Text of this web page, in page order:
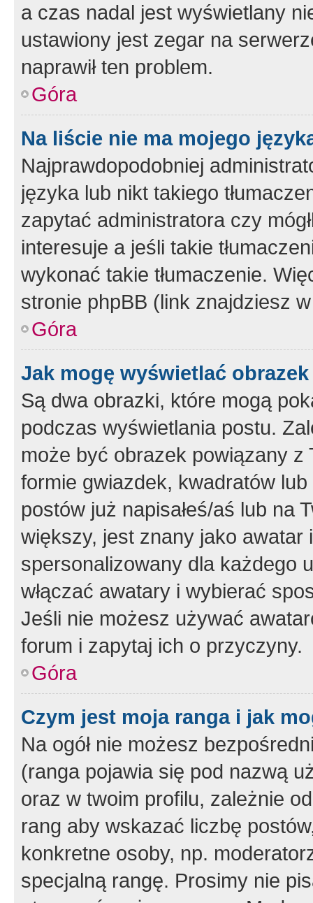
a czas nadal jest wyświetlany
ustawiony jest zegar na
naprawił ten problem.
Góra
Na liście nie ma mojego
Najprawdopodobniej
języka lub nikt takiego
zapytać administratora czy
interesuje a jeśli takie
wykonać takie tłumaczenie.
stronie phpBB (link znajdziesz
Góra
Jak mogę wyświetlać
Są dwa obrazki, które mogą
podczas wyświetlania postu.
może być obrazek powiązany z
formie gwiazdek, kwadratów
postów już napisałeś/aś lub na
większy, jest znany jako
spersonalizowany dla każdego
włączać awatary i wybierać
Jeśli nie możesz używać
forum i zapytaj ich o przyczyny.
Góra
Czym jest moja ranga i jak
Na ogół nie możesz
(ranga pojawia się pod nazwą
oraz w twoim profilu, zależnie
rang aby wskazać liczbę
konkretne osoby, np.
specjalną rangę. Prosimy nie